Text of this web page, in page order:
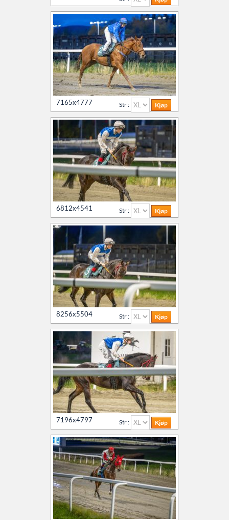
7165x4777 Str :
6812x4541 Str :
8256x5504 Str :
7196x4797 Str :